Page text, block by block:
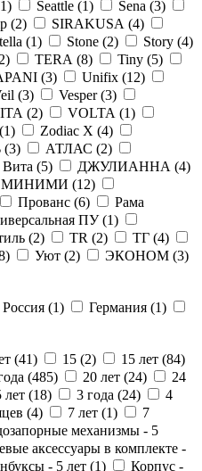
1) Seattle (1) Sena (3)
(2) SIRAKUSA (4)
(1) Stone (2) Story (4)
2) TERA (8) Tiny (5)
(3) Unifix (12)
(3) Vesper (3)
(2) VOLTA (1)
1) Zodiac X (4)
(3) АТЛАС (2)
Вита (5) ДЖУЛИАННА (4)
МИНИМИ (12)
Прованс (6)
Рама
ПУ (1)
(2) ТR (2) ТГ (4)
) Уют (2) ЭКОНОМ (3)
Россия (1) Германия (1)
(41) 15 (2) 15 лет (84)
(485) 20 лет (24)
24
лет (18) 3 года (24)
4
(4) 7 лет (1)
7
механизмы - 5
аксессуары в комплекте -
- 5 лет (1) Корпус -